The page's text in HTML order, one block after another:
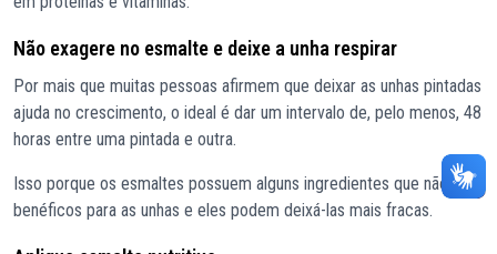
Não exagere no esmalte e deixe a unha respirar
Por mais que muitas pessoas afirmem que deixar as unhas pintadas
ajuda no crescimento, o ideal é dar um intervalo de, pelo menos, 48
horas entre uma pintada e outra.
Isso porque os esmaltes possuem alguns ingredientes que não são
benéficos para as unhas e eles podem deixá-las mais fracas.